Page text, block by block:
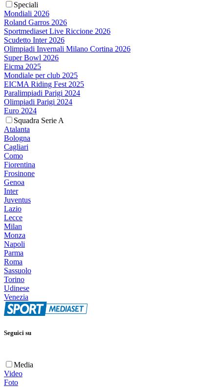
Speciali
Mondiali 2026
Roland Garros 2026
Sportmediaset Live Riccione 2026
Scudetto Inter 2026
Olimpiadi Invernali Milano Cortina 2026
Super Bowl 2026
Eicma 2025
Mondiale per club 2025
EICMA Riding Fest 2025
Paralimpiadi Parigi 2024
Olimpiadi Parigi 2024
Euro 2024
Squadra Serie A
Atalanta
Bologna
Cagliari
Como
Fiorentina
Frosinone
Genoa
Inter
Juventus
Lazio
Lecce
Milan
Monza
Napoli
Parma
Roma
Sassuolo
Torino
Udinese
Venezia
Seguici su
Media
Video
Foto